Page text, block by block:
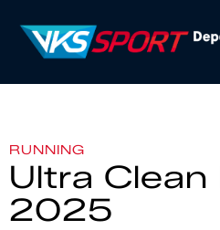
RUNNING
Ultra
2025